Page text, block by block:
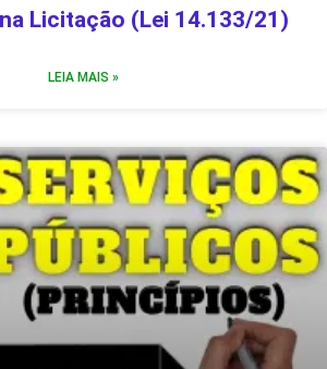
Licitação (Lei 14.133/21)
LEIA MAIS »